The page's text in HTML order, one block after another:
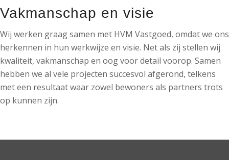
Vakmanschap en visie
Wij werken graag samen met HVM Vastgoed, omdat we ons
herkennen in hun werkwijze en visie. Net als zij stellen wij
kwaliteit, vakmanschap en oog voor detail voorop. Samen
hebben we al vele projecten succesvol afgerond, telkens
met een resultaat waar zowel bewoners als partners trots
op kunnen zijn.